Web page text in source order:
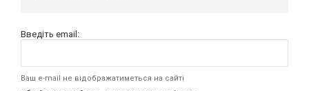
Введіть email:
Ваш e-mail не відображатиметься на сайті